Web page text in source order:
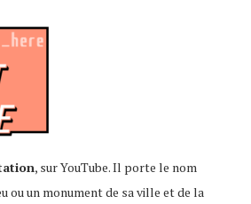
, sur YouTube. Il porte le nom
ou un monument de sa ville et de la